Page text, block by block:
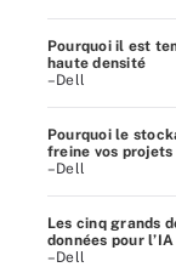
Pourquoi il est
haute densité
–Dell
Pourquoi le
freine vos projets
–Dell
Les cinq grands
données pour l’IA
–Dell